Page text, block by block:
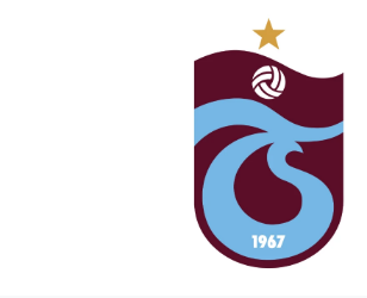
Borsa Gundem
BIST 100 Isı Haritası
Coin Isı Haritası
Ekonomik Takvim